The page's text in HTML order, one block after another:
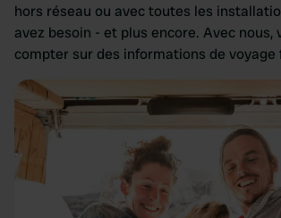
hors réseau ou avec toutes les
avez besoin - et plus encore. Avec nous,
compter sur des informations de voyage